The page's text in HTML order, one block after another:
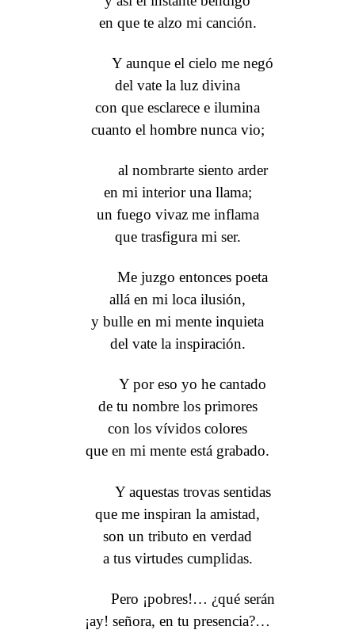
en que te alzo mi canción.
Y aunque el cielo me negó
del vate la luz divina
con que esclarece e ilumina
cuanto el hombre nunca vio;
al nombrarte siento arder
en mi interior una llama;
un fuego vivaz me inflama
que trasfigura mi ser.
Me juzgo entonces poeta
allá en mi loca ilusión,
y bulle en mi mente inquieta
del vate la inspiración.
Y por eso yo he cantado
de tu nombre los primores
con los vívidos colores
que en mi mente está grabado.
Y aquestas trovas sentidas
que me inspiran la amistad,
son un tributo en verdad
a tus virtudes cumplidas.
Pero ¡pobres!… ¿qué serán
¡ay! señora, en tu presencia?…